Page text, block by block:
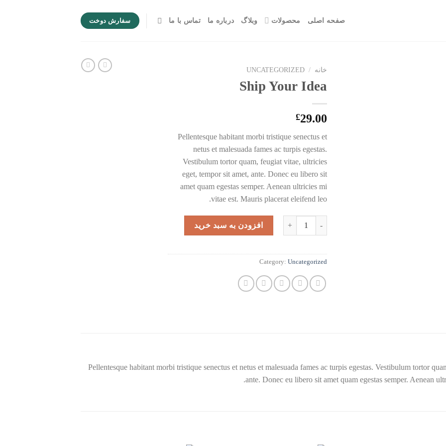
صفحه اصلی محصولات وبلاگ درباره ما تماس با ما سفارش دوخت
خانه /
UNCATEGORIZED
Ship Your Idea
£29.00
Pellentesque habitant morbi tristique senectus et
netus et malesuada fames ac turpis egestas.
Vestibulum tortor quam, feugiat vitae, ultricies
eget, tempor sit amet, ante. Donec eu libero sit
amet quam egestas semper. Aenean ultricies mi
vitae est. Mauris placerat eleifend leo.
افزودن به سبد خرید
Category: Uncategorized
Pellentesque habitant morbi tristique senectus et netus et malesuada fames ac turpis egestas. Vestibulum tortor
ante. Donec eu libero sit amet quam egestas semper. Aenean